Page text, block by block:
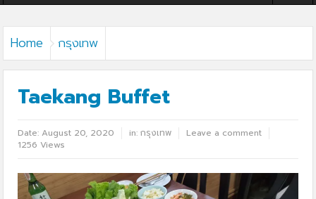
Home กรุงเทพ
Taekang Buffet
Date:August 20, 2020 in:กรุงเทพ
Leave a comment
1256 Views